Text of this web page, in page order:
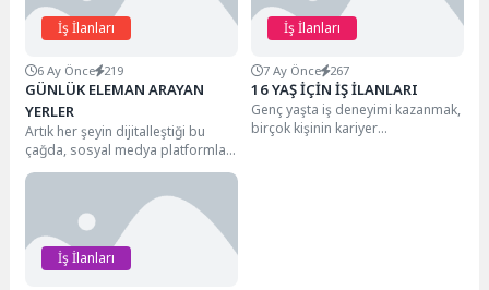
İş İlanları
6 Ay Önce 219
GÜNLÜK ELEMAN ARAYAN
YERLER
Artık her şeyin dijitalleştiği bu
çağda, sosyal medya platformları
günlük eleman aramak için
İş İlanları
7 Ay Önce 267
16 YAŞ İÇİN İŞ İLANLARI
Genç yaşta iş deneyimi kazanmak,
birçok kişinin kariyer
İş İlanları